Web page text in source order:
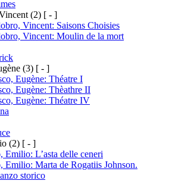
(2) [ - ]
Vincent: Saisons Choisies
Vincent: Moulin de la mort
(3) [ - ]
Eugène: Théatre I
Eugène: Thèathre II
Eugène: Théatre IV
(2) [ - ]
Emilio: L’asta delle ceneri
Emilio: Marta de Rogatiis Johnson.
storico